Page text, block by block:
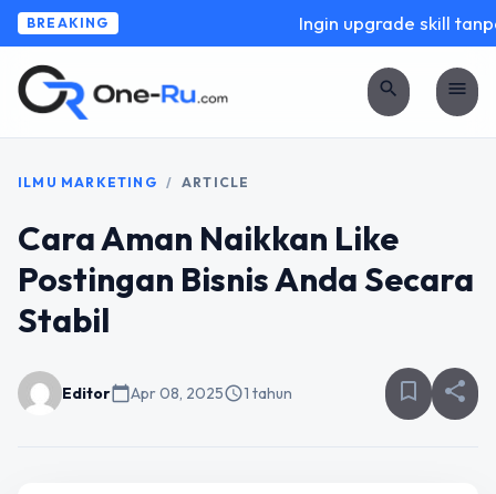
BREAKING Ingin upgrade skill
search menu
ILMU MARKETING / ARTICLE
Cara Aman Naikkan Like
Postingan Bisnis Anda Secara
Stabil
Editorcalendar_todayApr 08, 2025schedule1 tahun bookmark_border share